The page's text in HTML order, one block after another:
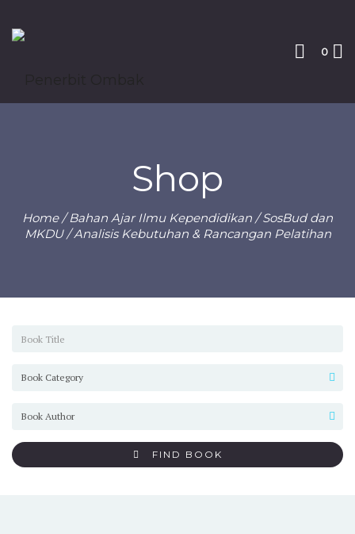
0
Shop
Home/Bahan Ajar Ilmu Kependidikan /SosBud dan
MKDU/ Analisis Kebutuhan & Rancangan Pelatihan
FIND BOOK